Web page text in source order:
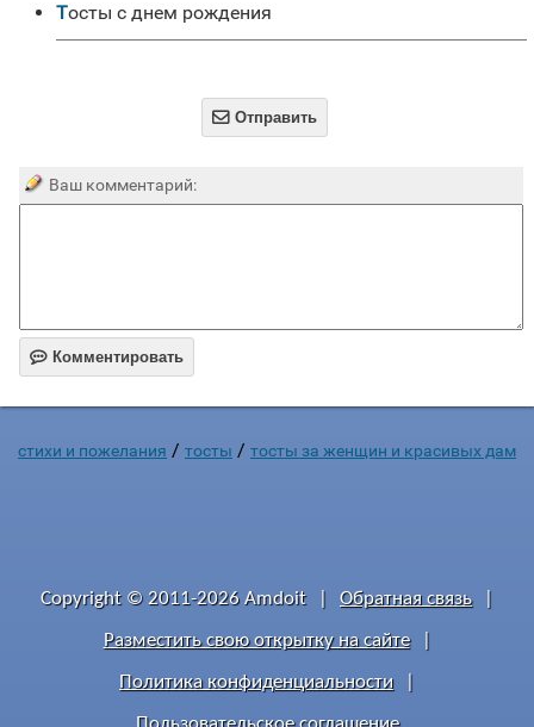
Тосты с днем рождения
 Отправить
Ваш комментарий:
 Комментировать
стихи и пожелания / тосты / тосты за женщин и красивых дам
Copyright © 2011-2026 Amdoit Обратная связь
Разместить свою открытку на сайте
Политика конфиденциальности